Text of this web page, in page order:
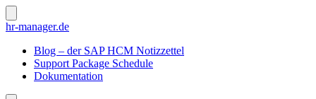
Zum
Inhalt
Suche
ein-/ausblenden
hr-manager.de
Blog – der SAP HCM Notizzettel
Support Package Schedule
Dokumentation